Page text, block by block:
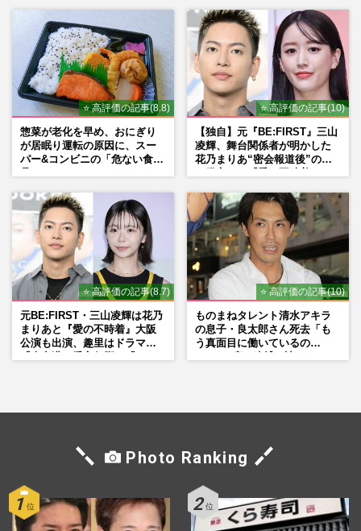
⭐ 高評価の記事(8.8)
惣菜が老化を早め、おにぎり
が居眠り運転の原因に、スー
パー&コンビニの「危ない食
⭐ 高評価の記事(10)
【独自】元『BE:FIRST』三山
凌輝、舞台関係者が明かした
花乃まりあ“密会報道後”の呆
⭐ 高評価の記事(8.7)
元BE:FIRST・三山凌輝は花乃
まりあと『愛の不時着』大阪
公演も出演、趣里はドラマ
⭐ 高評価の記事(10)
ものまねタレント清水アキラ
の息子・良太郎さん死去「も
う真面目に働いているの
Photo Ranking